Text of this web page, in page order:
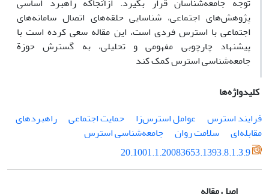
پژوهش‌های اجتماعی، شناسایی حلقه‌های اتصال سامانه‌های
اجتماعی با استرس فردی است، این مقاله سعی کرده است با
پیشنهاد چارچوبی مفهومی و تحلیلی، به گسترش حوزة
جامعه‌شناسی استرس کمک کند
کلیدواژه‌ها
فرایند استرس
عوامل استرس‌زا حمایت اجتماعی
راهبردهای
مقابله‌ای
سلامت روان
جامعه‌شناسی استرس
20.1001.1.20083653.1393.8.1.3.9